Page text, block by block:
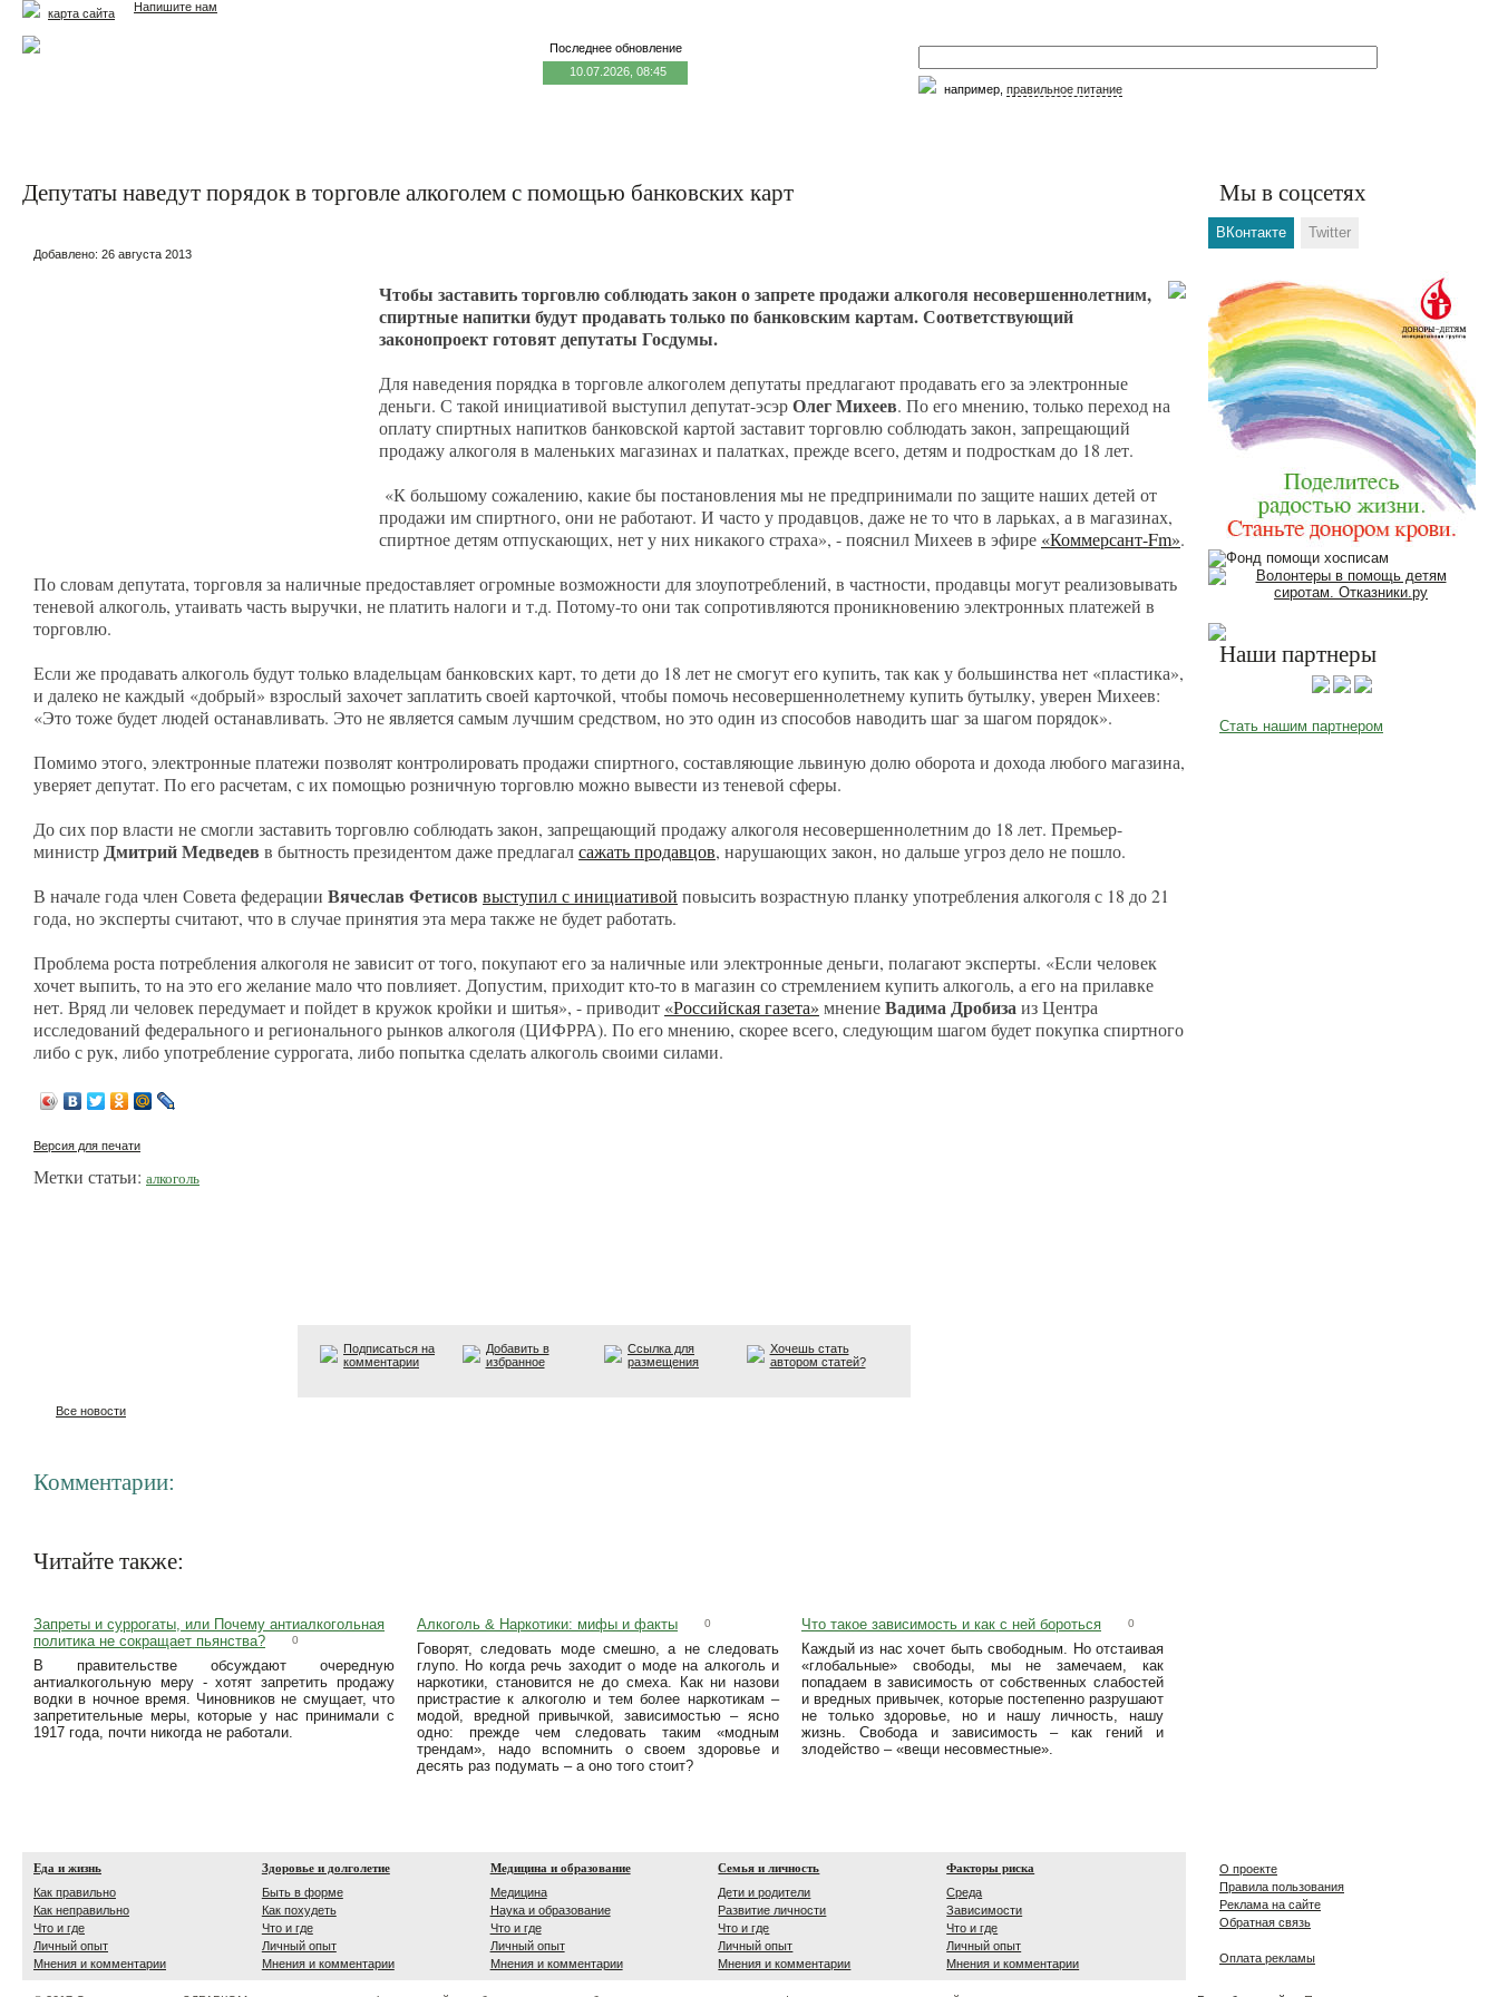
Напишите нам
например, правильное питание
карта сайта
Последнее обновление
10.07.2026, 08:45
Мы в соцсетях
ВКонтакте Twitter
Наши партнеры
Стать нашим партнером
Депутаты наведут порядок в торговле алкоголем с помощью банковских карт
Добавлено: 26 августа 2013
Чтобы заставить торговлю соблюдать закон о запрете продажи алкоголя несовершеннолетним,
спиртные напитки будут продавать только по банковским картам. Соответствующий
законопроект готовят депутаты Госдумы.
Для наведения порядка в торговле алкоголем депутаты предлагают продавать его за электронные
деньги. С такой инициативой выступил депутат-эсэрОлег Михеев. По его мнению, только переход на
оплату спиртных напитков банковской картой заставит торговлю соблюдать закон, запрещающий
продажу алкоголя в маленьких магазинах и палатках, прежде всего, детям и подросткам до 18 лет.
«К большому сожалению, какие бы постановления мы не предпринимали по защите наших детей от
продажи им спиртного, они не работают. И часто у продавцов, даже не то что в ларьках, а в магазинах,
спиртное детям отпускающих, нет у них никакого страха», - пояснил Михеев в эфире «Коммерсант-Fm».
По словам депутата, торговля за наличные предоставляет огромные возможности для злоупотреблений, в частности, продавцы могут реализовывать
теневой алкоголь, утаивать часть выручки, не платить налоги и т.д. Потому-то они так сопротивляются проникновению электронных платежей в
торговлю.
Если же продавать алкоголь будут только владельцам банковских карт, то дети до 18 лет не смогут его купить, так как у большинства нет «пластика»,
и далеко не каждый «добрый» взрослый захочет заплатить своей карточкой, чтобы помочь несовершеннолетнему купить бутылку, уверен Михеев:
«Это тоже будет людей останавливать. Это не является самым лучшим средством, но это один из способов наводить шаг за шагом порядок».
Помимо этого, электронные платежи позволят контролировать продажи спиртного, составляющие львиную долю оборота и дохода любого магазина,
уверяет депутат. По его расчетам, с их помощью розничную торговлю можно вывести из теневой сферы.
До сих пор власти не смогли заставить торговлю соблюдать закон, запрещающий продажу алкоголя несовершеннолетним до 18 лет. Премьер-
министрДмитрий Медведев в бытность президентом даже предлагалсажать продавцов, нарушающих закон, но дальше угроз дело не пошло.
В начале года член Совета федерации Вячеслав Фетисов выступил с инициативой повысить возрастную планку употребления алкоголя с 18 до 21
года, но эксперты считают, что в случае принятия эта мера также не будет работать.
Проблема роста потребления алкоголя не зависит от того, покупают его за наличные или электронные деньги, полагают эксперты. «Если человек
хочет выпить, то на это его желание мало что повлияет. Допустим, приходит кто-то в магазин со стремлением купить алкоголь, а его на прилавке
нет. Вряд ли человек передумает и пойдет в кружок кройки и шитья», - приводит «Российская газета» мнениеВадима Дробизаиз Центра
исследований федерального и регионального рынков алкоголя (ЦИФРРА). По его мнению, скорее всего, следующим шагом будет покупка спиртного
либо с рук, либо употребление суррогата, либо попытка сделать алкоголь своими силами.
Версия для печати
Метки статьи: алкоголь
Подписаться на
комментарии
Добавить в
избранное
Ссылка для
размещения
Хочешь стать
автором статей?
Все новости
Комментарии:
Читайте также:
Запреты и суррогаты, или Почему антиалкогольная
политика не сокращает пьянства?
0
В правительстве обсуждают очередную
антиалкогольную меру - хотят запретить продажу
водки в ночное время. Чиновников не смущает, что
запретительные меры, которые у нас принимали с
1917 года, почти никогда не работали.
Алкоголь & Наркотики: мифы и факты 0
Говорят, следовать моде смешно, а не следовать
глупо. Но когда речь заходит о моде на алкоголь и
наркотики, становится не до смеха. Как ни назови
пристрастие к алкоголю и тем более наркотикам –
модой, вредной привычкой, зависимостью – ясно
одно: прежде чем следовать таким «модным
трендам», надо вспомнить о своем здоровье и
десять раз подумать – а оно того стоит?
Что такое зависимость и как с ней бороться 0
Каждый из нас хочет быть свободным. Но отстаивая
«глобальные» свободы, мы не замечаем, как
попадаем в зависимость от собственных слабостей
и вредных привычек, которые постепенно разрушают
не только здоровье, но и нашу личность, нашу
жизнь. Свобода и зависимость – как гений и
злодейство – «вещи несовместные».
О проекте
Правила пользования
Реклама на сайте
Обратная связь
Оплата рекламы
Еда и жизнь
Как правильно
Как неправильно
Что и где
Личный опыт
Мнения и комментарии
Здоровье и долголетие
Быть в форме
Как похудеть
Что и где
Личный опыт
Мнения и комментарии
Медицина и образование
Медицина
Наука и образование
Что и где
Личный опыт
Мнения и комментарии
Семья и личность
Дети и родители
Развитие личности
Что и где
Личный опыт
Мнения и комментарии
Факторы риска
Среда
Зависимости
Что и где
Личный опыт
Мнения и комментарии